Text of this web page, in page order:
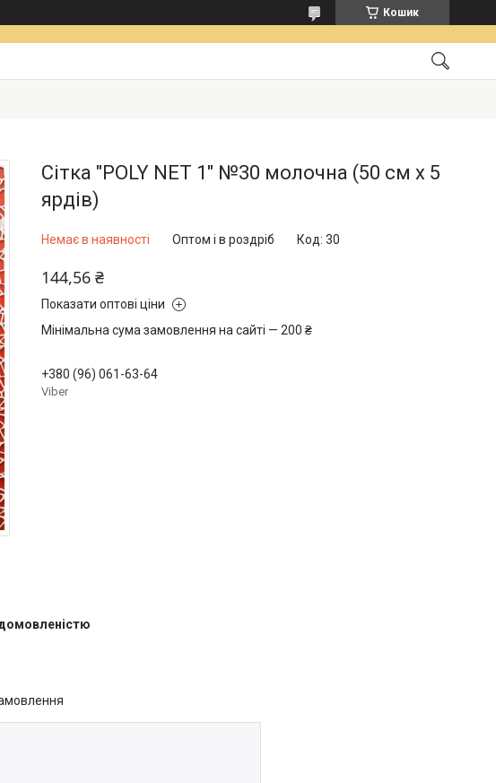
Кошик
Сітка "POLY NET 1" №30 молочна (50 см х 5
ярдів)
Немає в наявності Оптом і в роздріб Код: 30
144,56 ₴
Показати оптові ціни
Мінімальна сума замовлення на сайті — 200 ₴
+380 (96) 061-63-64
Viber